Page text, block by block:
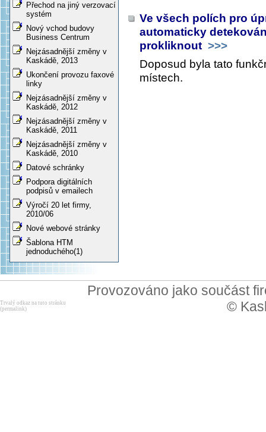
Přechod na jiný verzovací
systém
Nový vchod budovy
Business Centrum
Nejzásadnější změny v
Kaskádě, 2013
Ukončení provozu faxové
linky
Nejzásadnější změny v
Kaskádě, 2012
Nejzásadnější změny v
Kaskádě, 2011
Nejzásadnější změny v
Kaskádě, 2010
Datové schránky
Podpora digitálních
podpisů v emailech
Výročí 20 let firmy,
2010/06
Nové webové stránky
Šablona HTM
jednoduchého(1)
Ve všech polích pro
automaticky
prokliknout >>>
Doposud byla tato
místech.
Provozováno jako součást
©
Trvalý odkaz na tuto stránku
(permalink)